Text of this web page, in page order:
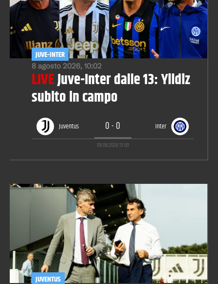
8 agosto 2026, 10:02
JUVE-INTER
LIVEJuve-Inter dalle 13: Yildiz
subito in campo
Juventus 0-0 Inter
08.08.202613:00
JUVENTUS